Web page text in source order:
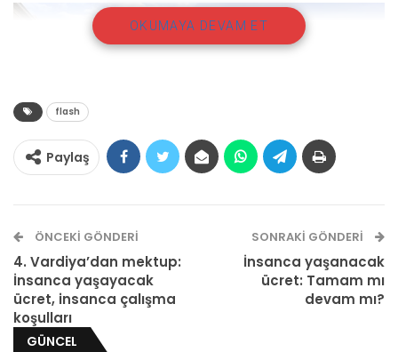
“Anayasasızlaşma Sürecinde Hukuk Devletinin
İflası ve Türkiye” başlıklı konferans 27 Aralık
Cuma günü saat 18:00’de Kadıköy Evlendirme
Dairesinde düzenlenecek. Konferansta
OKUMAYA DEVAM ET
flash
Paylaş
ÖNCEKI GÖNDERI
4. Vardiya’dan mektup:
İnsanca yaşayacak
ücret, insanca çalışma
koşulları
SONRAKI GÖNDERI
İnsanca yaşanacak
ücret: Tamam mı
devam mı?
GÜNCEL